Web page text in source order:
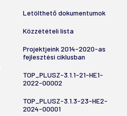
Letölthető dokumentumok
Közzétételi lista
Projektjeink 2014-2020-as
fejlesztési ciklusban
TOP_PLUSZ-3.1.1-21-HE1-
2022-00002
TOP_PLUSZ-3.1.3-23-HE2-
2024-00001